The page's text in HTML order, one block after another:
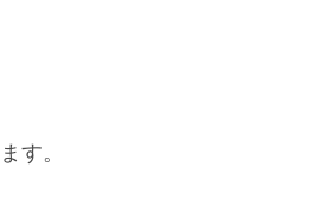
す。